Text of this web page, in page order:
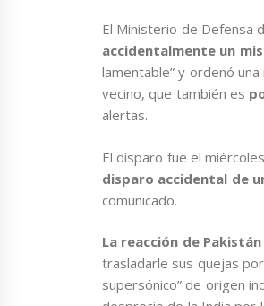
El Ministerio de Defensa
accidentalmente un
lamentable” y ordenó
vecino, que también es
alertas.
El disparo fue el
disparo accidental de
comunicado.
La reacción de
trasladarle sus quejas
supersónico” de origen